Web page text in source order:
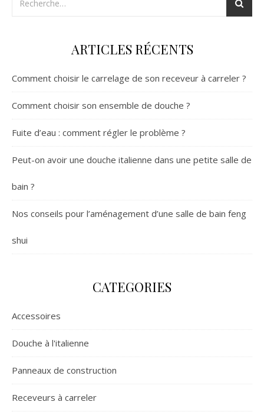
ARTICLES RÉCENTS
Comment choisir le carrelage de son receveur à carreler ?
Comment choisir son ensemble de douche ?
Fuite d’eau : comment régler le problème ?
Peut-on avoir une douche italienne dans une petite salle de
bain ?
Nos conseils pour l’aménagement d’une salle de bain feng
shui
CATEGORIES
Accessoires
Douche à l'italienne
Panneaux de construction
Receveurs à carreler